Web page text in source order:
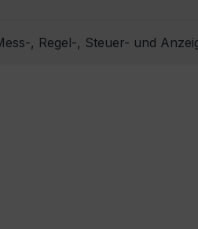
, Regel-, Steuer- und